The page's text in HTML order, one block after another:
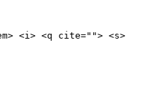
<i> <q cite=""> <s>